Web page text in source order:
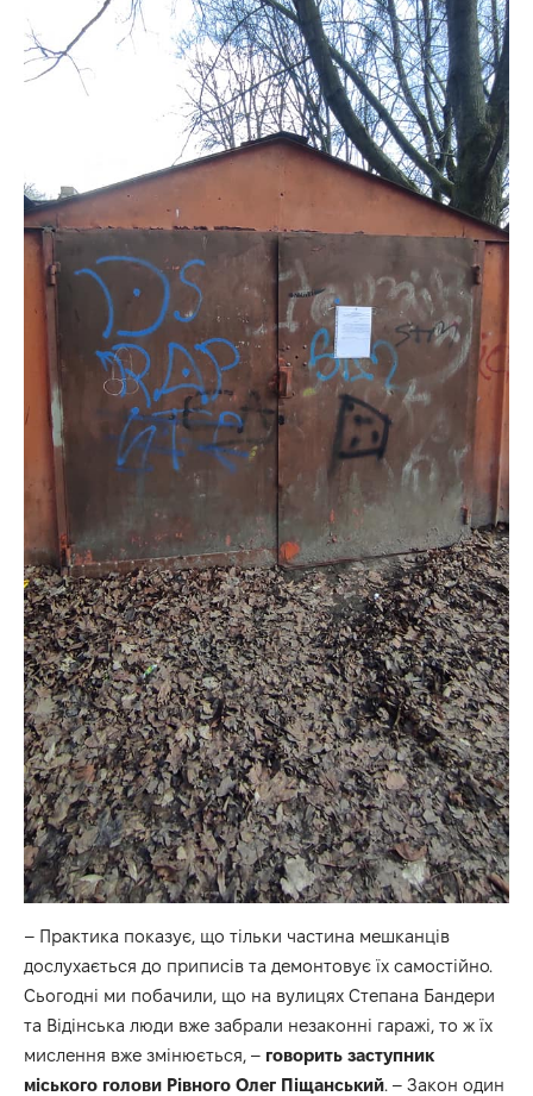
– Практика показує, що тільки частина мешканців
дослухається до приписів та демонтовує їх самостійно.
Сьогодні ми побачили, що на вулицях Степана Бандери
та Відінська люди вже забрали незаконні гаражі, то ж їх
мислення вже змінюється, – говорить заступник
міського голови Рівного Олег Піщанський. – Закон один